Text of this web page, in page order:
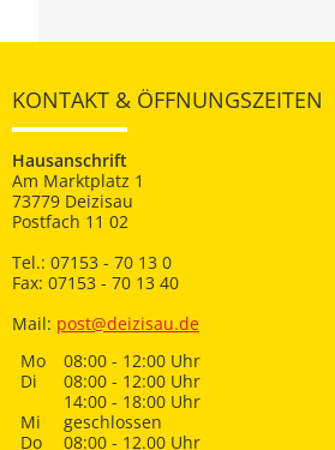
KONTAKT & ÖFFNUNGSZEITEN
Hausanschrift
Am Marktplatz 1
73779 Deizisau
Postfach 11 02
Tel.: 07153 - 70 13 0
Fax: 07153 - 70 13 40
Mail: post@deizisau.de
Mo
08:00 - 12:00 Uhr
Di
08:00 - 12:00 Uhr
14:00 - 18:00 Uhr
Mi
geschlossen
Do
08:00 - 12.00 Uhr